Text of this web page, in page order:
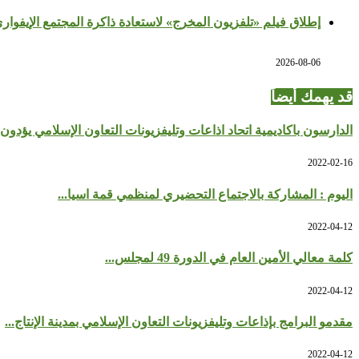
إطلاق فيلم «تلفزيون المخرج» لاستعادة ذاكرة المجتمع
2026-08-06
قد يهمك أيضاً
الدارسون باكاديمية اتحاد اذاعات وتليفزيونات التعاون الإسلامي
2022-02-16
اليوم : المشاركة بالاجتماع التحضيري لمنظمي قمة اسيا...
2022-04-12
كلمة معالي الأمين العام في الدورة 49 لمجلس...
2022-04-12
مقدمو البرامج بإذاعات وتليفزيونات التعاون الإسلامي بمدينة الإنتاج...
2022-04-12